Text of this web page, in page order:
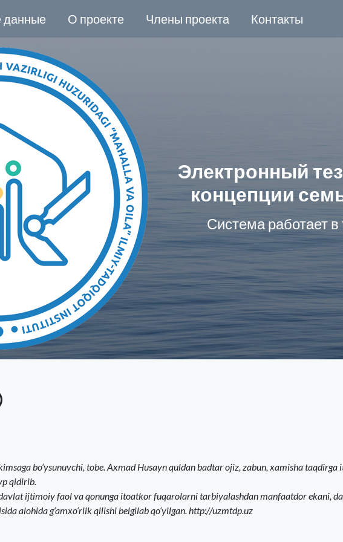
данные О проекте Члены проекта Контакты
Электронный
концепции
Система работает
bo‘ysunuvchi, tobe. Axmad Husayn quldan badtar ojiz, zabun, xamisha taqdirga
qidirib.
ijtimoiy faol va qo­nunga itoatkor fuqarolarni tarbiyalashdan manfaatdor ekani,
alohida g‘amxo‘rlik qilishi belgilab qo‘yilgan. http://uzmtdp.uz